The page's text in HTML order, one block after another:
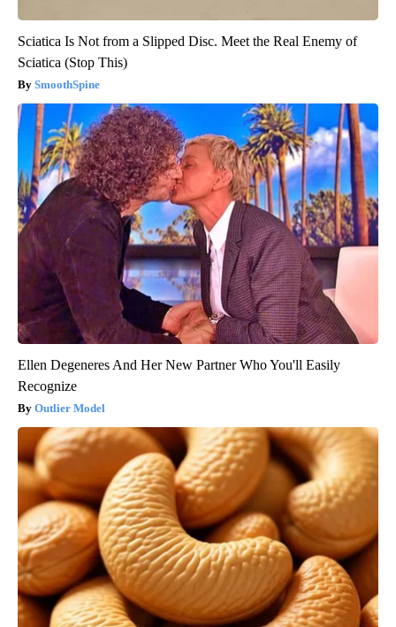
Sciatica Is Not from a Slipped Disc. Meet the Real Enemy of
Sciatica (Stop This)
SmoothSpine
Ellen Degeneres And Her New Partner Who You'll Easily
Recognize
Outlier Model